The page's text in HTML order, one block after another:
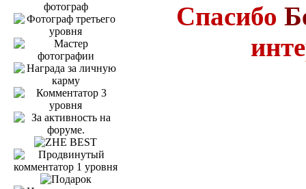
Спасибо